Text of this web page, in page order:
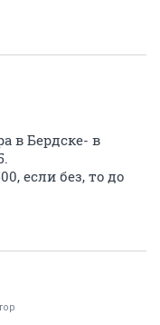
в Бердске- в
если без, то до